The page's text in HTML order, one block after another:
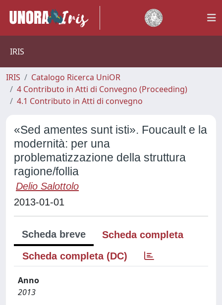
IRIS
IRIS
Catalogo Ricerca UniOR
4 Contributo in Atti di Convegno (Proceeding)
4.1 Contributo in Atti di convegno
«Sed amentes sunt isti». Foucault e la
modernità: per una
problematizzazione della struttura
ragione/follia
Delio Salottolo
2013-01-01
Scheda breve
Scheda completa
Scheda completa (DC)
Anno
2013